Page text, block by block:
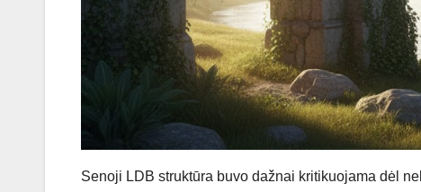
Senoji LDB struktūra buvo dažnai kritikuojama dėl